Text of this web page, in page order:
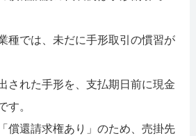
種では、未だに手形取引の慣習が
された手形を、支払期日前に現金
す。
償還請求権あり」のため、売掛先